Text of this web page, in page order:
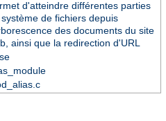
d'atteindre différentes parties
de fichiers depuis
des documents du site
ainsi que la redirection d'URL